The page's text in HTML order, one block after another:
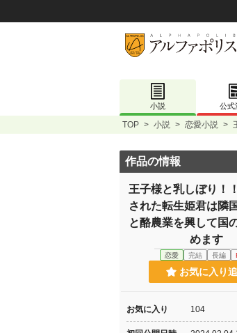
小説 公式
TOP > 小説 > 恋愛小説 >
作品の情報
王子様と乳しぼり！
された転生姫君は隣
と酪農業を興して国
めます
恋愛 完結 長編
お気に入り
お気に入り 104